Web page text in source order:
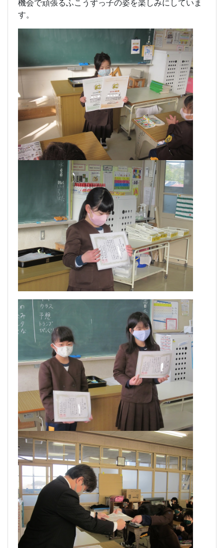
機会で頑張るふこうずっ子の姿を楽しみにしていま
す。